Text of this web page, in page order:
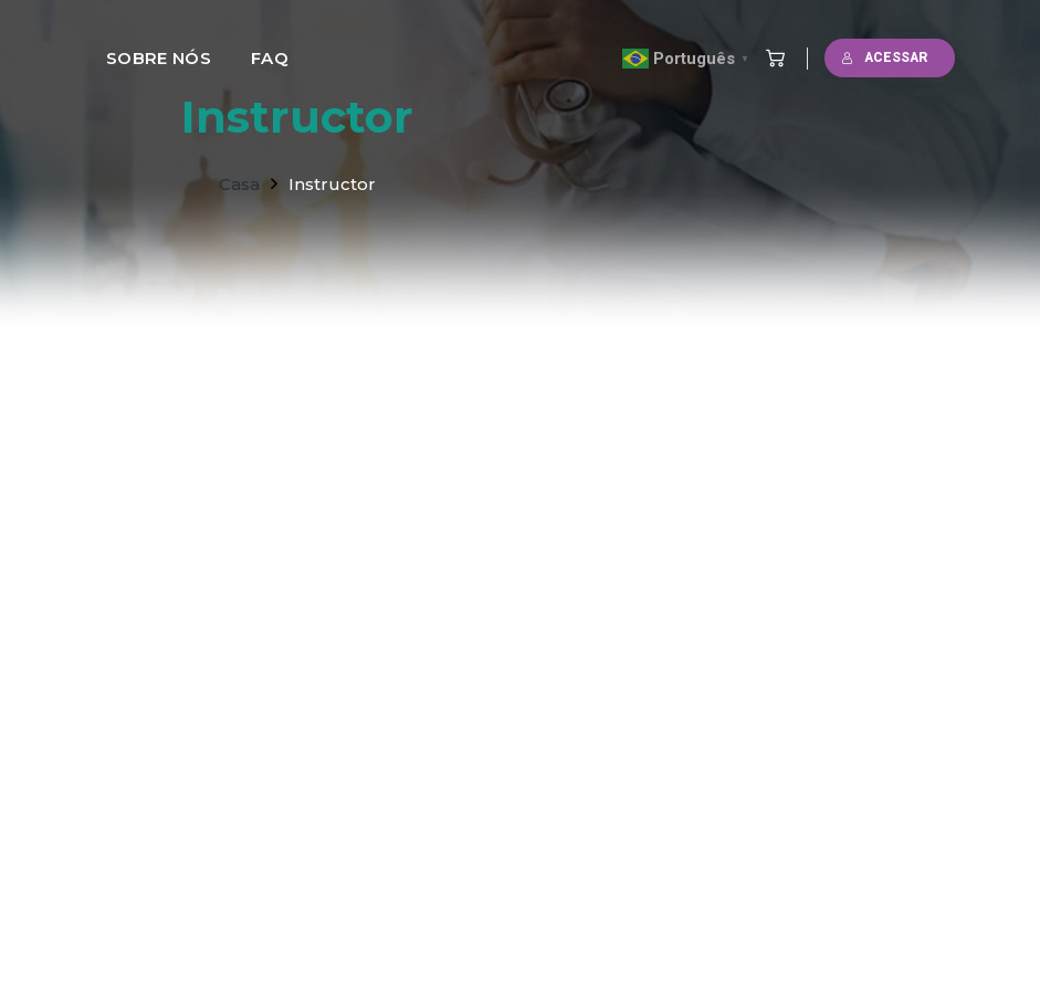
SOBRE NÓS FAQ Português ▼ ACESSAR
Instructor
Casa Instructor